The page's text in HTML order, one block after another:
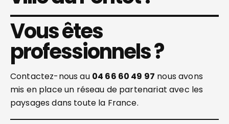
Vous êtes
professionnels ?
Contactez-nous au 04 66 60 49 97 nous avons
mis en place un réseau de partenariat avec les
paysages dans toute la France.